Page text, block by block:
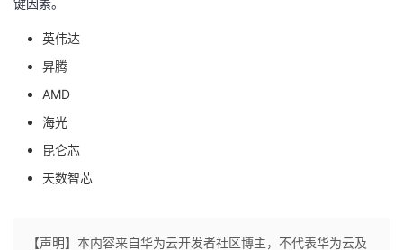
键因素。
英伟达
昇腾
AMD
海光
昆仑芯
天数智芯
【声明】本内容来自华为云开发者社区博主，不代表华为云及